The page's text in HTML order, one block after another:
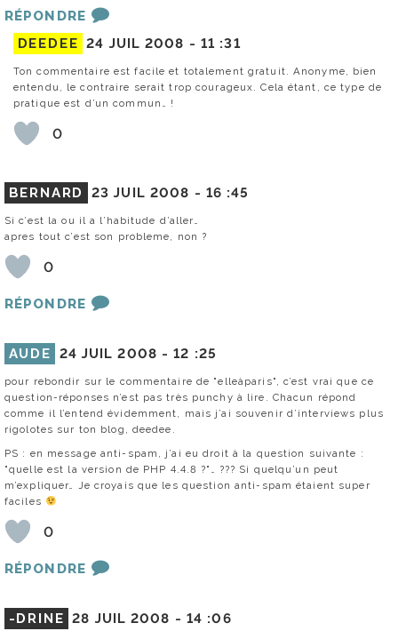
RÉPONDRE
DEEDEE 24 JUIL 2008 - 11 :31
Ton commentaire est facile et totalement gratuit. Anonyme, bien
entendu, le contraire serait trop courageux. Cela étant, ce type de
pratique est d’un commun… !
0
BERNARD 23 JUIL 2008 - 16 :45
Si c’est la ou il a l’habitude d’aller…
apres tout c’est son probleme, non ?
0
RÉPONDRE
AUDE 24 JUIL 2008 -12 :25
pour rebondir sur le commentaire de "elleàparis", c’est vrai que ce
question-réponses n’est pas très punchy à lire. Chacun répond
comme il l’entend évidemment, mais j’ai souvenir d’interviews plus
rigolotes sur ton blog, deedee.
PS : en message anti-spam, j’ai eu droit à la question suivante :
"quelle est la version de PHP 4.4.8 ?"… ??? Si quelqu’un peut
m’expliquer… Je croyais que les question anti-spam étaient super
faciles
0
RÉPONDRE
-DRINE 28 JUIL 2008 - 14 :06